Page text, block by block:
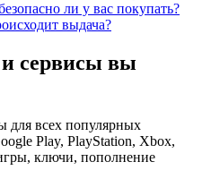
ли у вас покупать?
выдача?
сервисы вы
всех популярных
Play, PlayStation, Xbox,
ключи, пополнение